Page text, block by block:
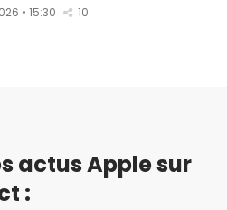
• 15:30 10
actus Apple sur
: